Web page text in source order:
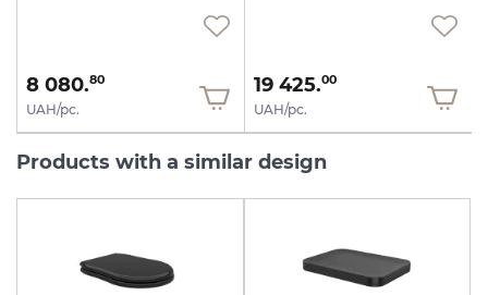
8 080.80
UAH/pc.
19 425.00
UAH/pc.
Products with a similar design